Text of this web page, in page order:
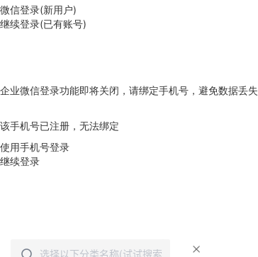
微信登录(新用户)
继续登录(已有账号)
企业微信登录功能即将关闭，请绑定手机号，避免数据丢失
该手机号已注册，无法绑定
使用手机号登录
继续登录